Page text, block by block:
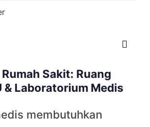
Sakit: Ruang
& Laboratorium Medis
membutuhkan